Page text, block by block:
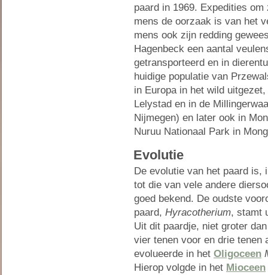
paard in 1969. Expedities
mens de oorzaak is van het
mens ook zijn redding
Hagenbeck een aantal
getransporteerd en in
huidige populatie van
in Europa in het wild
Lelystad en in de
Nijmegen) en later ook in
Nuruu Nationaal Park in
Evolutie
De evolutie van het paard is,
tot die van vele andere
goed bekend. De oudste
paard, Hyracotherium, stamt
Uit dit paardje, niet groter
vier tenen voor en drie tenen
evolueerde in het Oligoceen
Hierop volgde in het Mioceen